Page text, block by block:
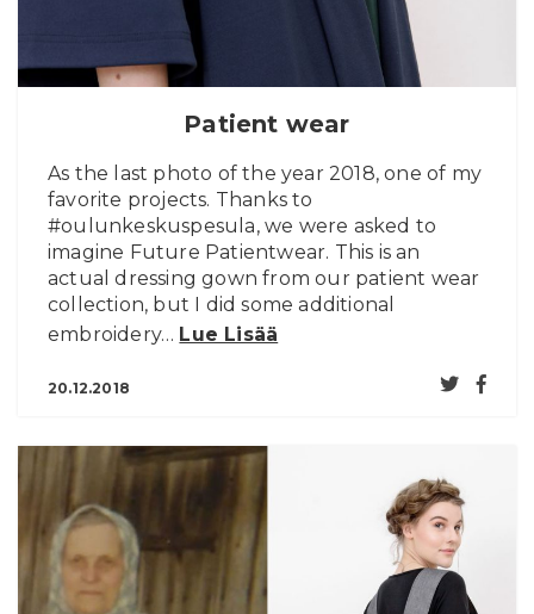
Patient wear
As the last photo of the year 2018, one of my
favorite projects. Thanks to
#oulunkeskuspesula, we were asked to
imagine Future Patientwear. This is an
actual dressing gown from our patient wear
collection, but I did some additional
embroidery… Lue Lisää
20.12.2018